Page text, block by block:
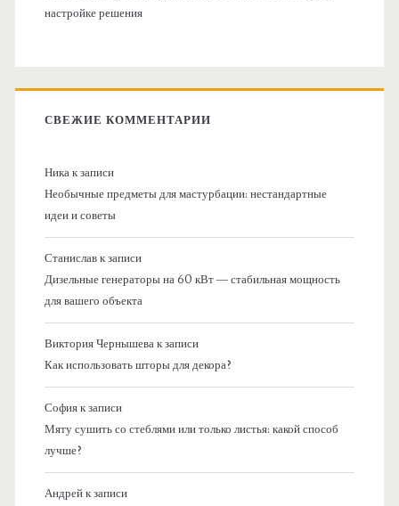
настройке решения
СВЕЖИЕ КОММЕНТАРИИ
Никак записи
Необычные предметы для мастурбации: нестандартные
идеи и советы
Станиславк записи
Дизельные генераторы на 60 кВт — стабильная мощность
для вашего объекта
Виктория Чернышевак записи
Как использовать шторы для декора?
Софияк записи
Мяту сушить со стеблями или только листья: какой способ
лучше?
Андрейк записи